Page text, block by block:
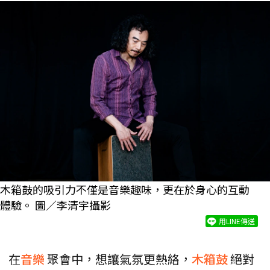
木箱鼓的吸引力不僅是音樂趣味，更在於身心的互動
體驗。 圖／李清宇攝影
用LINE傳送
在音樂聚會中，想讓氣氛更熱絡， 木箱鼓絕對